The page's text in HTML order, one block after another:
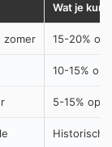
Wat je
zomer 15-20% op
10-15% op
5-15% op
Historisch